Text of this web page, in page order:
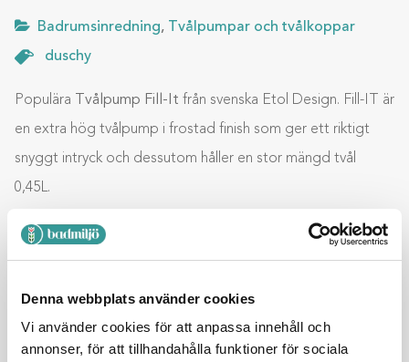
Denna webbplats använder cookies
Vi använder cookies för att anpassa innehåll och
annonser, för att tillhandahålla funktioner för sociala
Badrumsinredning, Tvålpumpar och tvålkoppar
duschy
Populära Tvålpump Fill-It från svenska Etol Design. Fill-IT är
en extra hög tvålpump i frostad finish som ger ett riktigt
snyggt intryck och dessutom håller en stor mängd tvål
0,45L.
Mått: Höjd 25 cm Diameter 7 cm
Lägg till i varukorg